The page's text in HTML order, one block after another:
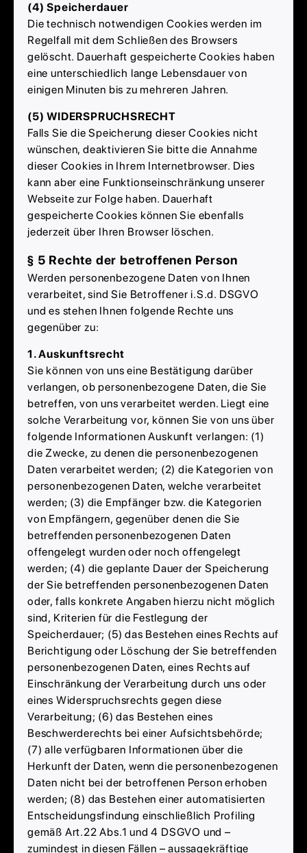
(4) Speicherdauer
Die technisch notwendigen Cookies werden im
Regelfall mit dem Schließen des Browsers
gelöscht. Dauerhaft gespeicherte Cookies haben
eine unterschiedlich lange Lebensdauer von
einigen Minuten bis zu mehreren Jahren.
(5) WIDERSPRUCHSRECHT
Falls Sie die Speicherung dieser Cookies nicht
wünschen, deaktivieren Sie bitte die Annahme
dieser Cookies in Ihrem Internetbrowser. Dies
kann aber eine Funktionseinschränkung unserer
Webseite zur Folge haben. Dauerhaft
gespeicherte Cookies können Sie ebenfalls
jederzeit über Ihren Browser löschen.
§ 5 Rechte der betroffenen Person
Werden personenbezogene Daten von Ihnen
verarbeitet, sind Sie Betroffener i.S.d. DSGVO
und es stehen Ihnen folgende Rechte uns
gegenüber zu:
1. Auskunftsrecht
Sie können von uns eine Bestätigung darüber
verlangen, ob personenbezogene Daten, die Sie
betreffen, von uns verarbeitet werden. Liegt eine
solche Verarbeitung vor, können Sie von uns über
folgende Informationen Auskunft verlangen: (1)
die Zwecke, zu denen die personenbezogenen
Daten verarbeitet werden; (2) die Kategorien von
personenbezogenen Daten, welche verarbeitet
werden; (3) die Empfänger bzw. die Kategorien
von Empfängern, gegenüber denen die Sie
betreffenden personenbezogenen Daten
offengelegt wurden oder noch offengelegt
werden; (4) die geplante Dauer der Speicherung
der Sie betreffenden personenbezogenen Daten
oder, falls konkrete Angaben hierzu nicht möglich
sind, Kriterien für die Festlegung der
Speicherdauer; (5) das Bestehen eines Rechts auf
Berichtigung oder Löschung der Sie betreffenden
personenbezogenen Daten, eines Rechts auf
Einschränkung der Verarbeitung durch uns oder
eines Widerspruchsrechts gegen diese
Verarbeitung; (6) das Bestehen eines
Beschwerderechts bei einer Aufsichtsbehörde;
(7) alle verfügbaren Informationen über die
Herkunft der Daten, wenn die personenbezogenen
Daten nicht bei der betroffenen Person erhoben
werden; (8) das Bestehen einer automatisierten
Entscheidungsfindung einschließlich Profiling
gemäß Art.22 Abs.1 und 4 DSGVO und –
zumindest in diesen Fällen – aussagekräftige